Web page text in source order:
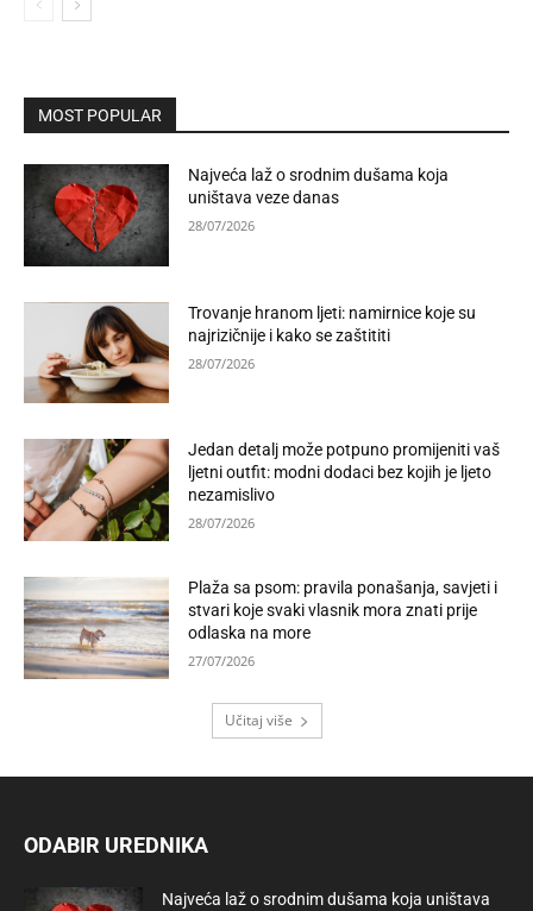
MOST POPULAR
Najveća laž o srodnim dušama koja
uništava veze danas
28/07/2026
Trovanje hranom ljeti: namirnice koje su
najrizičnije i kako se zaštititi
28/07/2026
Jedan detalj može potpuno promijeniti vaš
ljetni outfit: modni dodaci bez kojih je ljeto
nezamislivo
28/07/2026
Plaža sa psom: pravila ponašanja, savjeti i
stvari koje svaki vlasnik mora znati prije
odlaska na more
27/07/2026
Učitaj više
ODABIR UREDNIKA
Najveća laž o srodnim dušama koja uništava